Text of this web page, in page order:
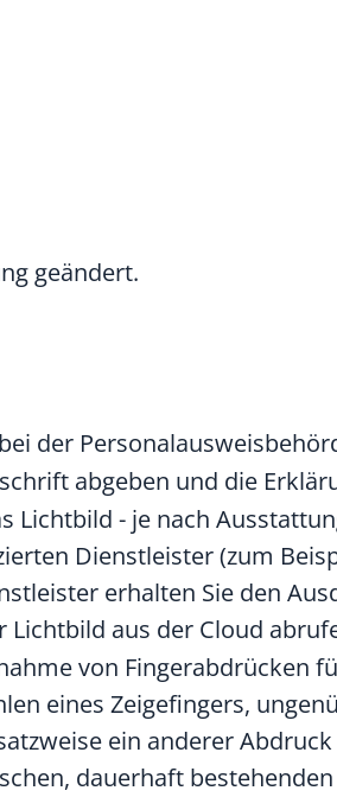
geändert.
der
abgeben und die
Lichtbild - je nach
Dienstleister (zum
erhalten Sie den
aus der Cloud
von Fingerabdrücken
eines Zeigefingers,
ein anderer
dauerhaft